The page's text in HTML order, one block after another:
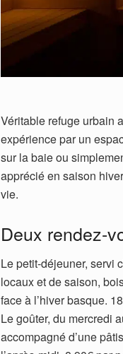
Véritable refuge urbain
expérience par un
sur la baie ou
apprécié en saison
vie.
Deux rendez-
Le petit-déjeuner, servi
locaux et de saison,
face à l’hiver basque.
Le goûter, du mercredi
accompagné d’une